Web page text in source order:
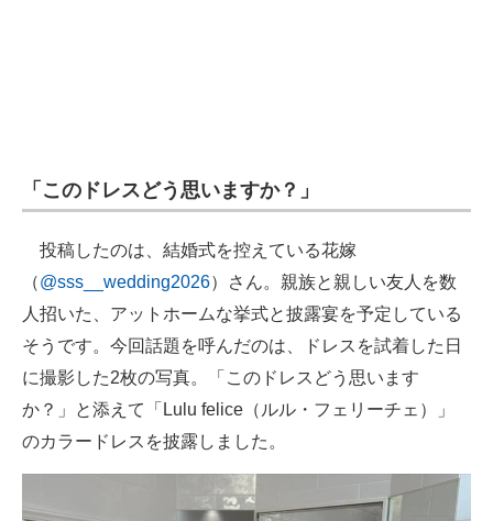
「このドレスどう思いますか？」
投稿したのは、結婚式を控えている花嫁
（@sss__wedding2026）さん。親族と親しい友人を数
人招いた、アットホームな挙式と披露宴を予定している
そうです。今回話題を呼んだのは、ドレスを試着した日
に撮影した2枚の写真。「このドレスどう思います
か？」と添えて「Lulu felice（ルル・フェリーチェ）」
のカラードレスを披露しました。